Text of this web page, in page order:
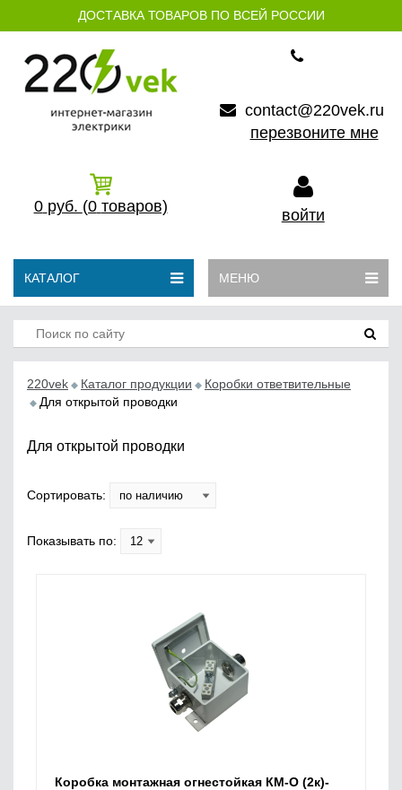
ДОСТАВКА ТОВАРОВ ПО ВСЕЙ РОССИИ
contact@220vek.ru
перезвоните мне
0 руб. (0 товаров) войти
КАТАЛОГ МЕНЮ
220vek Каталог продукции
Коробки ответвительные
Для открытой проводки
Для открытой проводки
Сортировать:
Показывать по:
Коробка монтажная огнестойкая КМ-О (2к)-